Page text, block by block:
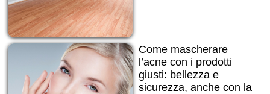
Come mascherare
l’acne con i prodotti
giusti: bellezza e
sicurezza, anche con la